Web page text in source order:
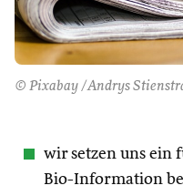
© Pixabay /Andrys
wir setzen uns ein
Bio-Information